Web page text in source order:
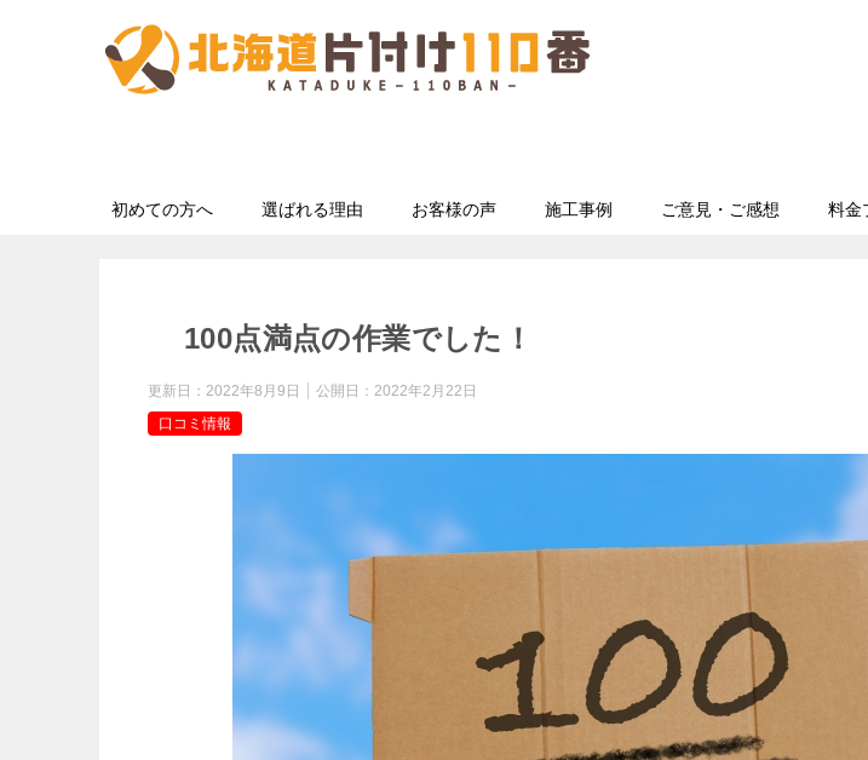
初めての方へ 選ばれる理由 お客様の声 施工事例 ご意見・ご感想 料金
100点満点の作業でした！
更新日： 2022年8月9日 公開日： 2022年2月22日
口コミ情報